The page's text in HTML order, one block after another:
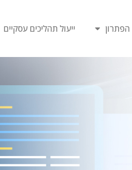
הפתרון ייעול תהליכים עסקיים